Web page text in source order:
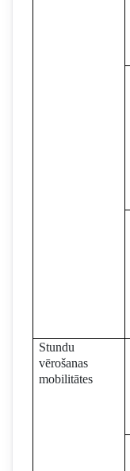
Stundu
vērošanas
mobilitātes